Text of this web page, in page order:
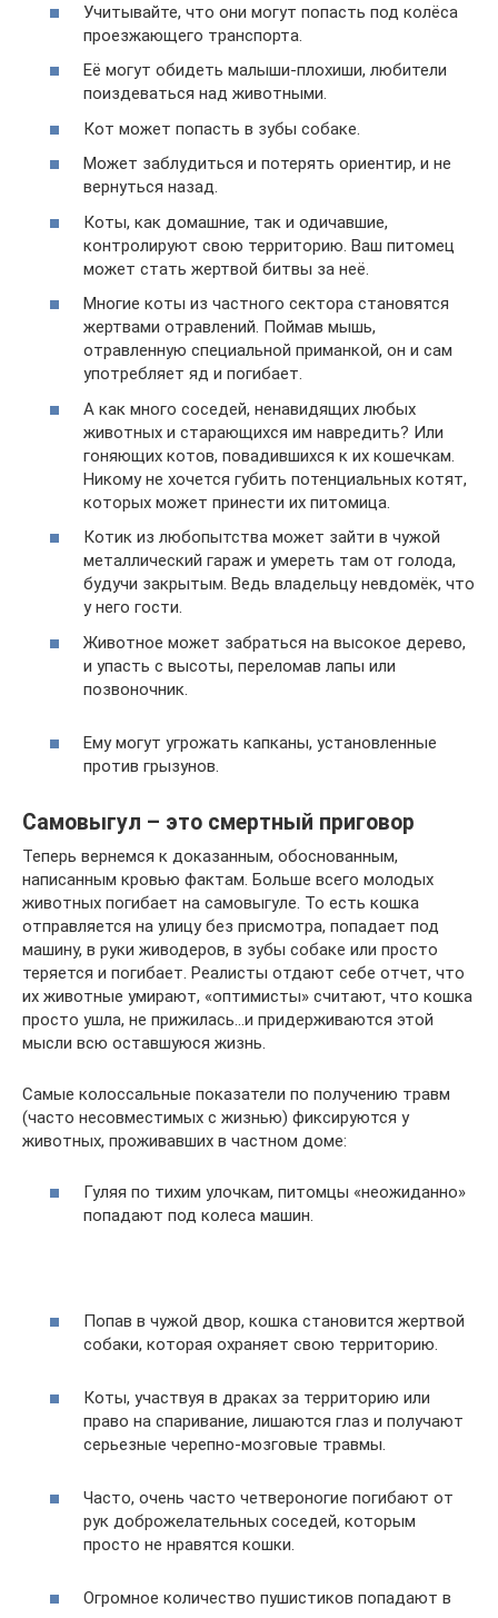
Учитывайте, что они могут попасть под колёса
проезжающего транспорта.
Её могут обидеть малыши-плохиши, любители
поиздеваться над животными.
Кот может попасть в зубы собаке.
Может заблудиться и потерять ориентир, и не
вернуться назад.
Коты, как домашние, так и одичавшие,
контролируют свою территорию. Ваш питомец
может стать жертвой битвы за неё.
Многие коты из частного сектора становятся
жертвами отравлений. Поймав мышь,
отравленную специальной приманкой, он и сам
употребляет яд и погибает.
А как много соседей, ненавидящих любых
животных и старающихся им навредить? Или
гоняющих котов, повадившихся к их кошечкам.
Никому не хочется губить потенциальных котят,
которых может принести их питомица.
Котик из любопытства может зайти в чужой
металлический гараж и умереть там от голода,
будучи закрытым. Ведь владельцу невдомёк, что
у него гости.
Животное может забраться на высокое дерево,
и упасть с высоты, переломав лапы или
позвоночник.
Ему могут угрожать капканы, установленные
против грызунов.
Самовыгул – это смертный приговор
Теперь вернемся к доказанным, обоснованным,
написанным кровью фактам. Больше всего молодых
животных погибает на самовыгуле. То есть кошка
отправляется на улицу без присмотра, попадает под
машину, в руки живодеров, в зубы собаке или просто
теряется и погибает. Реалисты отдают себе отчет, что
их животные умирают, «оптимисты» считают, что кошка
просто ушла, не прижилась…и придерживаются этой
мысли всю оставшуюся жизнь.
Самые колоссальные показатели по получению травм
(часто несовместимых с жизнью) фиксируются у
животных, проживавших в частном доме:
Гуляя по тихим улочкам, питомцы «неожиданно»
попадают под колеса машин.
Попав в чужой двор, кошка становится жертвой
собаки, которая охраняет свою территорию.
Коты, участвуя в драках за территорию или
право на спаривание, лишаются глаз и получают
серьезные черепно-мозговые травмы.
Часто, очень часто четвероногие погибают от
рук доброжелательных соседей, которым
просто не нравятся кошки.
Огромное количество пушистиков попадают в